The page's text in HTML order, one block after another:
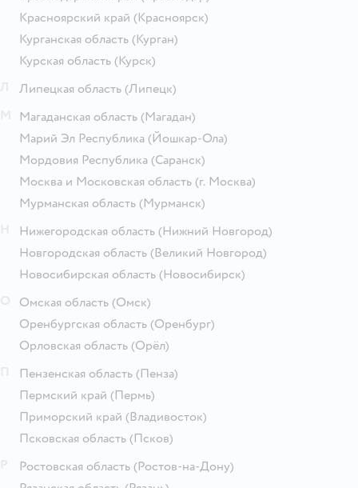
Красноярский край (Красноярск)
Курганская область (Курган)
Курская область (Курск)
Липецкая область (Липецк)
Магаданская область (Магадан)
Марий Эл Республика (Йошкар-Ола)
Мордовия Республика (Саранск)
Москва и Московская область (г. Москва)
Мурманская область (Мурманск)
Нижегородская область (Нижний Новгород)
Новгородская область (Великий Новгород)
Новосибирская область (Новосибирск)
Омская область (Омск)
Оренбургская область (Оренбург)
Орловская область (Орёл)
Пензенская область (Пенза)
Пермский край (Пермь)
Приморский край (Владивосток)
Псковская область (Псков)
Ростовская область (Ростов-на-Дону)